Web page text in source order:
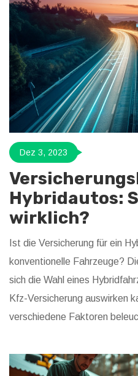
Besitzer bringe ich Licht ins
der Elektromobilität.
Dez 3, 2023
Hybridautos:
wirklich?
Ist die Versicherung für ein
konventionelle Fahrzeuge?
sich die Wahl eines
Kfz-Versicherung auswirken
verschiedene Faktoren
Analyse werden Tipps
Versicherungsabschluss für